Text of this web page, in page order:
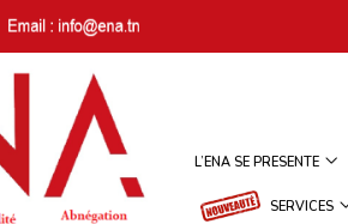
L’ENA SE PRESENTE
SERVICES